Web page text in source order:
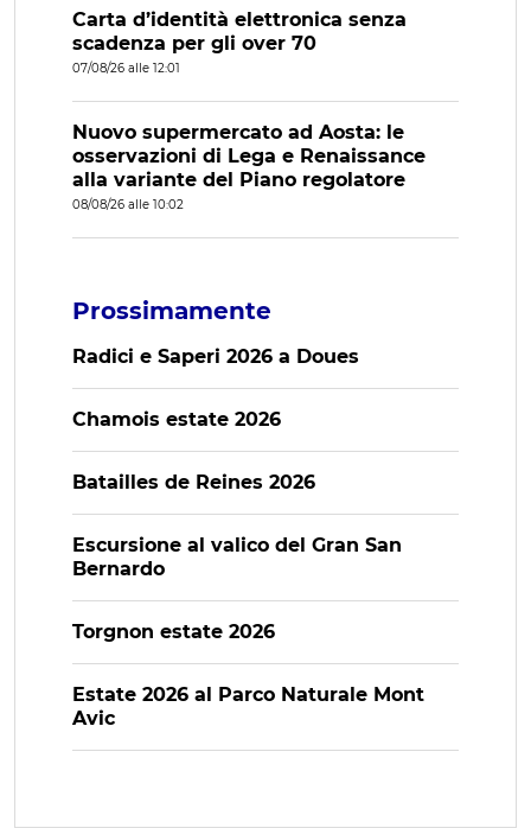
Carta d’identità elettronica senza
scadenza per gli over 70
07/08/26 alle 12:01
Nuovo supermercato ad Aosta: le
osservazioni di Lega e Renaissance
alla variante del Piano regolatore
08/08/26 alle 10:02
Prossimamente
Radici e Saperi 2026 a Doues
Chamois estate 2026
Batailles de Reines 2026
Escursione al valico del Gran San
Bernardo
Torgnon estate 2026
Estate 2026 al Parco Naturale Mont
Avic